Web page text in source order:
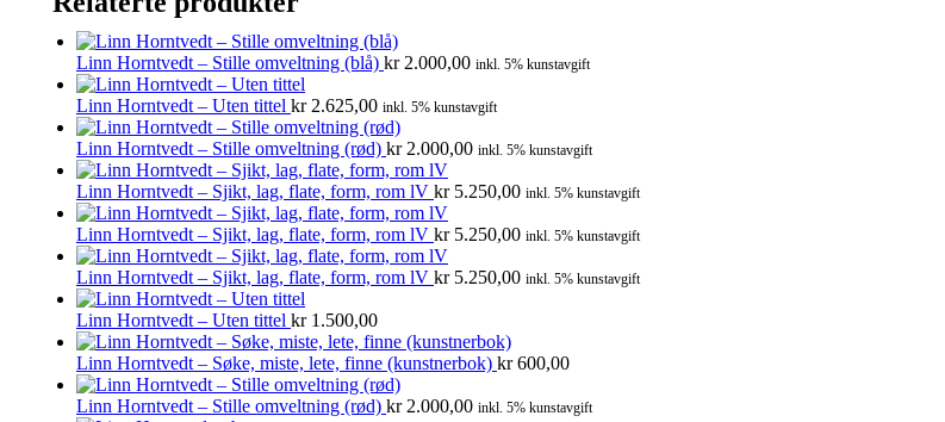
Linn Horntvedt – Stille omveltning (blå) kr2.000,00 inkl. 5% kunstavgift
Linn Horntvedt – Uten tittel kr2.625,00 inkl. 5% kunstavgift
Linn Horntvedt – Stille omveltning (rød) kr2.000,00 inkl. 5% kunstavgift
Linn Horntvedt – Sjikt, lag, flate, form, rom lV kr5.250,00 inkl. 5% kunstavgift
Linn Horntvedt – Sjikt, lag, flate, form, rom lV kr5.250,00 inkl. 5% kunstavgift
Linn Horntvedt – Sjikt, lag, flate, form, rom lV kr5.250,00 inkl. 5% kunstavgift
Linn Horntvedt – Uten tittel kr1.500,00
Linn Horntvedt – Søke, miste, lete, finne (kunstnerbok) kr600,00
Linn Horntvedt – Stille omveltning (rød) kr2.000,00 inkl. 5% kunstavgift